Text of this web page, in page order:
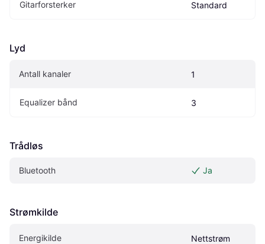
Gitarforsterker Standard
Lyd
Antall kanaler 1
Equalizer bånd 3
Trådløs
Bluetooth Ja
Strømkilde
Energikilde Nettstrøm